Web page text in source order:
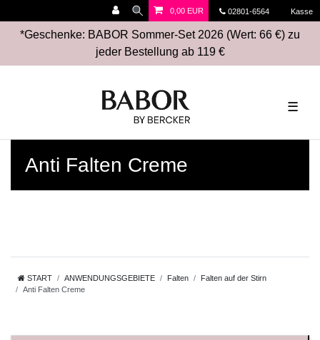
02801-6564 Kasse
0,00 EUR
*Geschenke: BABOR Sommer-Set 2026 (Wert: 66 €) zu
jeder Bestellung ab 119 €
☰
Anti Falten Creme
START ANWENDUNGSGEBIETE Falten
Falten auf der Stirn
Anti Falten Creme